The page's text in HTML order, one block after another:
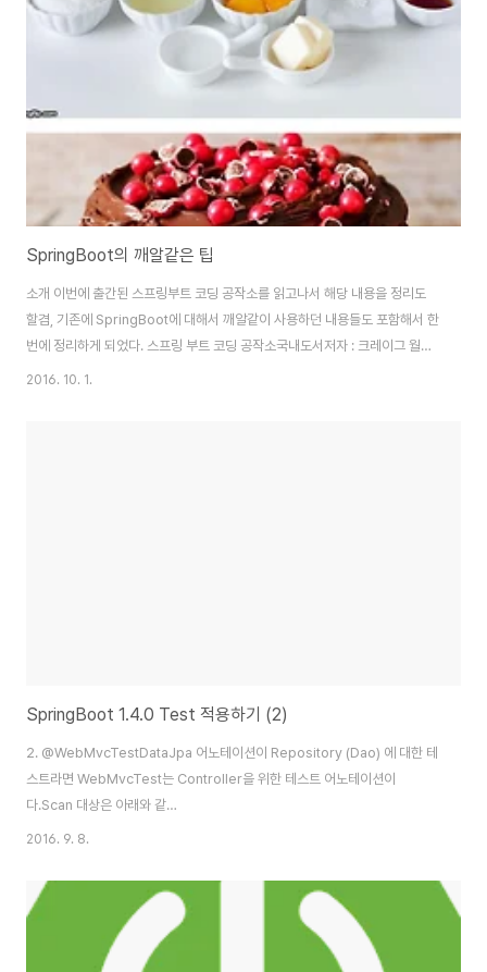
Ehcache/Redis/Memcached를 다 쓰고 있다.) 그럼 이제 시작하겠다. 소
개 캐시란 동일한 요청이 들어오면 복잡한 작업을 수행해서 결과를 만드는 대
SpringBoot의 깨알같은 팁
소개 이번에 출간된 스프링부트 코딩 공작소를 읽고나서 해당 내용을 정리도
할겸, 기존에 SpringBoot에 대해서 깨알같이 사용하던 내용들도 포함해서 한
번에 정리하게 되었다. 스프링 부트 코딩 공작소국내도서저자 : 크레이그 월즈
(Craig Walls) / 황인서역출판 : 길벗 2016.07.31상세보기 간편한 설정 기존
2016. 10. 1.
SpringBoot 1.4.0 Test 적용하기 (2)
2. @WebMvcTestDataJpa 어노테이션이 Repository (Dao) 에 대한 테
스트라면 WebMvcTest는 Controller을 위한 테스트 어노테이션이
다.Scan 대상은 아래와 같
다
하고 있어 별도의 HTTP 서버 없이 Controller 테스트를 진행할 수 있다.사
용법 역시 간단하다.@RunWith(SpringRunner.class)
@WebMvcTest(HomeController.class) public class
WebMvcTest { @Autowired private MockMv..
2016. 9. 8.